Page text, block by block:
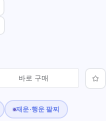
재운·행운 팔찌
바로 구매